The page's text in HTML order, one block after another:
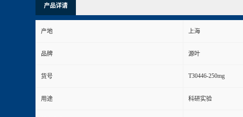
产品详请
产地 上海
品牌 源叶
货号 T30446-250mg
用途 科研实验